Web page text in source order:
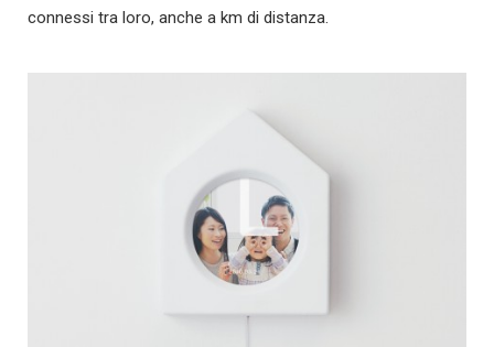
connessi tra loro, anche a km di distanza.